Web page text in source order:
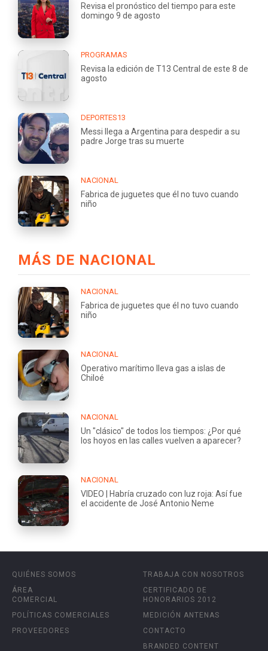
Revisa el pronóstico del tiempo para este
domingo 9 de agosto
PROGRAMAS
Revisa la edición de T13 Central de este 8 de
agosto
DEPORTES13
Messi llega a Argentina para despedir a su
padre Jorge tras su muerte
NACIONAL
Fabrica de juguetes que él no tuvo cuando
niño
MÁS DE NACIONAL
NACIONAL
Fabrica de juguetes que él no tuvo cuando
niño
NACIONAL
Operativo marítimo lleva gas a islas de
Chiloé
NACIONAL
Un "clásico" de todos los tiempos: ¿Por qué
los hoyos en las calles vuelven a aparecer?
NACIONAL
VIDEO | Habría cruzado con luz roja: Así fue
el accidente de José Antonio Neme
QUIÉNES SOMOS
ÁREA
COMERCIAL
POLÍTICAS COMERCIALES
PROVEEDORES
TRABAJA CON NOSOTROS
CERTIFICADO DE
HONORARIOS 2012
MEDICIÓN ANTENAS
CONTACTO
BRANDED CONTENT